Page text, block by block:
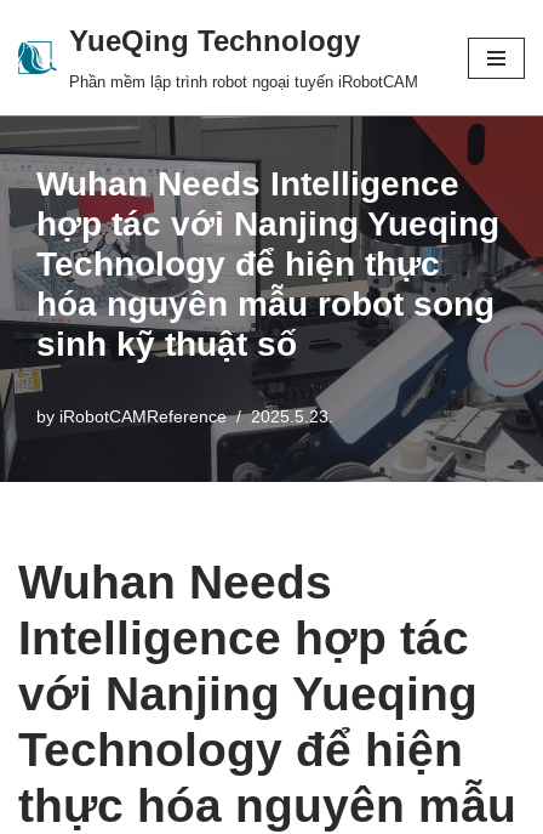
Skip
content
YueQing Technology
Phần mềm lập trình robot ngoại tuyến iRobotCAM
Wuhan Needs Intelligence
hợp tác với Nanjing Yueqing
Technology để hiện thực
hóa nguyên mẫu robot song
sinh kỹ thuật số
by iRobotCAMReference 2025.5.23.
Wuhan Needs
Intelligence hợp tác
với Nanjing Yueqing
Technology để hiện
thực hóa nguyên mẫu